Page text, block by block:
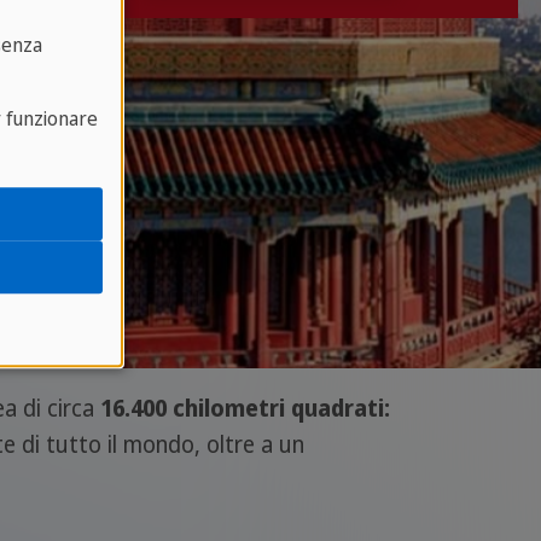
di circa 16.400 chilometri quadrati:
di tutto il mondo, oltre a un